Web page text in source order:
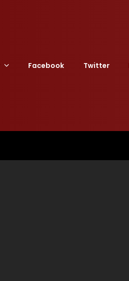
Facebook Twitter